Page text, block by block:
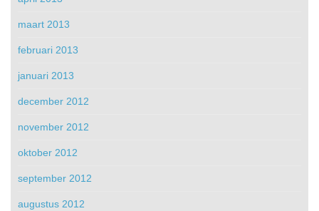
maart 2013
februari 2013
januari 2013
december 2012
november 2012
oktober 2012
september 2012
augustus 2012